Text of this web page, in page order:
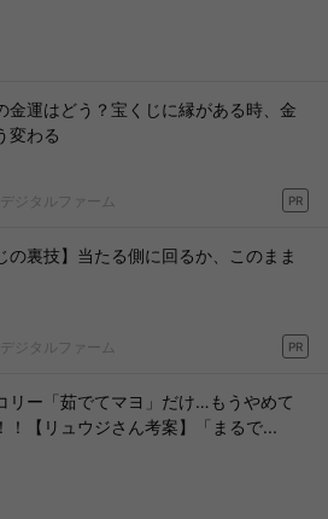
金運はどう？宝くじに縁がある時、金
変わる
ジタルファーム PR
の裏技】当たる側に回るか、このまま
ジタルファーム PR
リー「茹でてマヨ」だけ…もうやめて
！【リュウジさん考案】「まるで...